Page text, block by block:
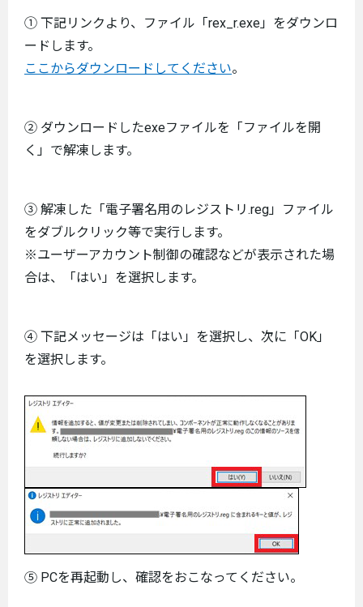
① 下記リンクより、ファイル「rex_r.exe」をダウンロ
ードします。
ここからダウンロードしてください。
② ダウンロードしたexeファイルを「ファイルを開
く」で解凍します。
③ 解凍した「電子署名用のレジストリ.reg」ファイル
をダブルクリック等で実行します。
※ユーザーアカウント制御の確認などが表示された場
合は、「はい」を選択します。
④ 下記メッセージは「はい」を選択し、次に「OK」
を選択します。
⑤ PCを再起動し、確認をおこなってください。